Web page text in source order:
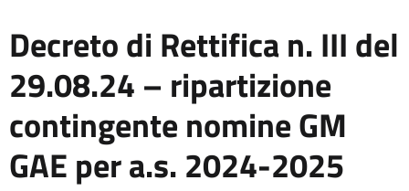
Decreto di Rettifica n. III del
29.08.24 – ripartizione
contingente nomine GM
GAE per a.s. 2024-2025